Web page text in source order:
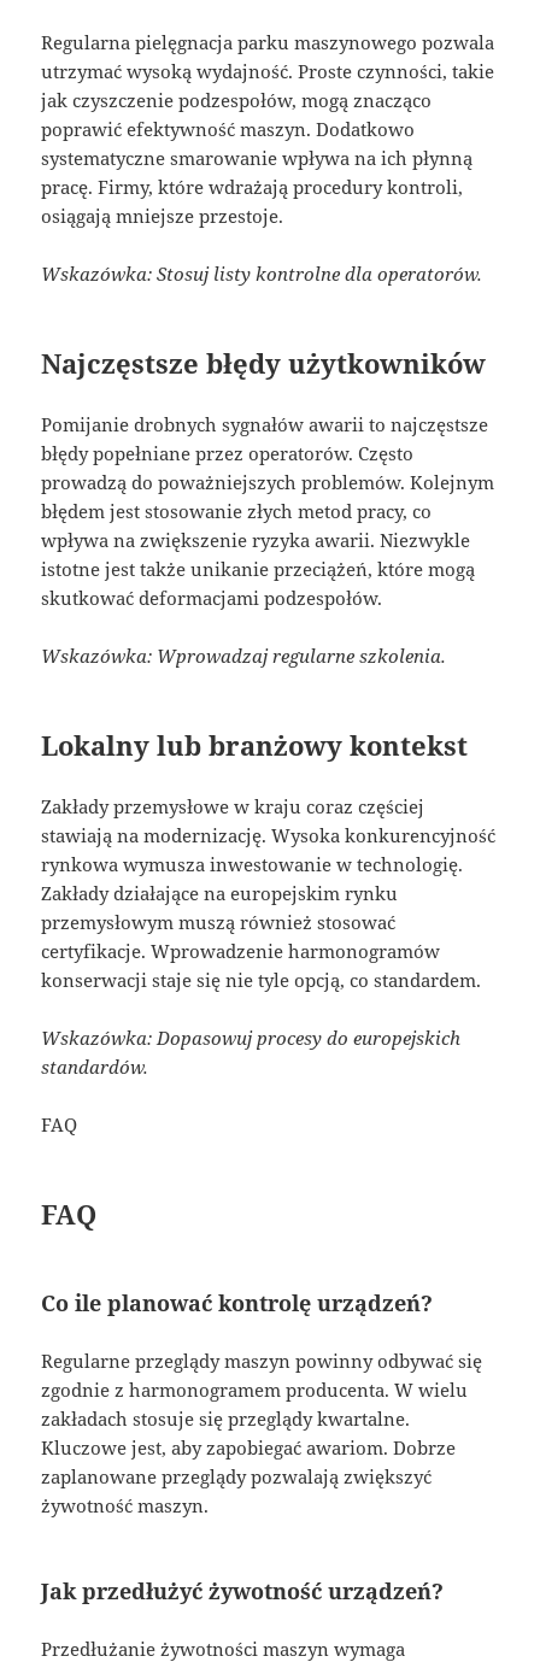
Regularna pielęgnacja parku maszynowego pozwala
utrzymać wysoką wydajność. Proste czynności, takie
jak czyszczenie podzespołów, mogą znacząco
poprawić efektywność maszyn. Dodatkowo
systematyczne smarowanie wpływa na ich płynną
pracę. Firmy, które wdrażają procedury kontroli,
osiągają mniejsze przestoje.
Wskazówka: Stosuj listy kontrolne dla operatorów.
Najczęstsze błędy użytkowników
Pomijanie drobnych sygnałów awarii to najczęstsze
błędy popełniane przez operatorów. Często
prowadzą do poważniejszych problemów. Kolejnym
błędem jest stosowanie złych metod pracy, co
wpływa na zwiększenie ryzyka awarii. Niezwykle
istotne jest także unikanie przeciążeń, które mogą
skutkować deformacjami podzespołów.
Wskazówka: Wprowadzaj regularne szkolenia.
Lokalny lub branżowy kontekst
Zakłady przemysłowe w kraju coraz częściej
stawiają na modernizację. Wysoka konkurencyjność
rynkowa wymusza inwestowanie w technologię.
Zakłady działające na europejskim rynku
przemysłowym muszą również stosować
certyfikacje. Wprowadzenie harmonogramów
konserwacji staje się nie tyle opcją, co standardem.
Wskazówka: Dopasowuj procesy do europejskich
standardów.
FAQ
FAQ
Co ile planować kontrolę urządzeń?
Regularne przeglądy maszyn powinny odbywać się
zgodnie z harmonogramem producenta. W wielu
zakładach stosuje się przeglądy kwartalne.
Kluczowe jest, aby zapobiegać awariom. Dobrze
zaplanowane przeglądy pozwalają zwiększyć
żywotność maszyn.
Jak przedłużyć żywotność urządzeń?
Przedłużanie żywotności maszyn wymaga